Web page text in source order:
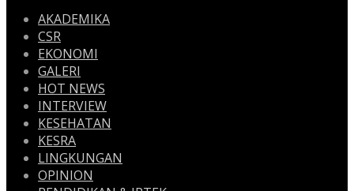
AKADEMIKA
CSR
EKONOMI
GALERI
HOT NEWS
INTERVIEW
KESEHATAN
KESRA
LINGKUNGAN
OPINION